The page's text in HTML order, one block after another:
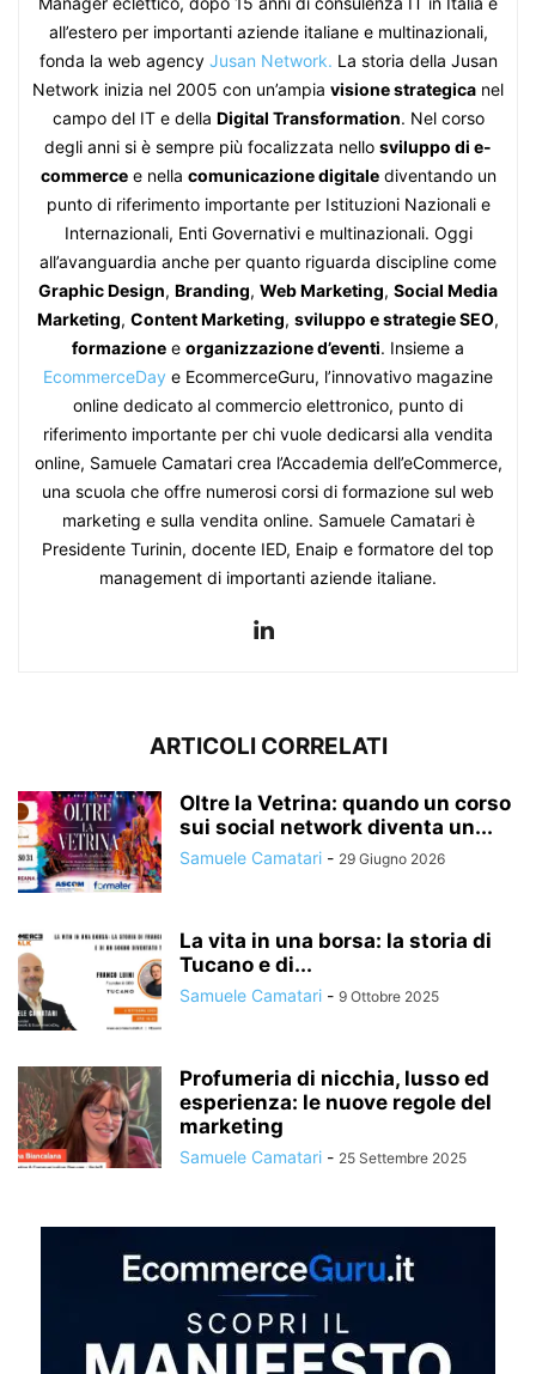
all’estero per importanti aziende italiane e multinazionali,
fonda la web agency Jusan Network. La storia della Jusan
Network inizia nel 2005 con un’ampia visione strategica nel
campo del IT e della Digital Transformation. Nel corso
degli anni si è sempre più focalizzata nello sviluppo di e-
commercee nella comunicazione digitalediventando un
punto di riferimento importante per Istituzioni Nazionali e
Internazionali, Enti Governativi e multinazionali. Oggi
all’avanguardia anche per quanto riguarda discipline come
Graphic Design, Branding, Web Marketing, Social Media
Marketing, Content Marketing, sviluppo e strategie SEO,
formazione e organizzazione d’eventi. Insieme a
EcommerceDay e EcommerceGuru, l’innovativo magazine
online dedicato al commercio elettronico, punto di
riferimento importante per chi vuole dedicarsi alla vendita
online, Samuele Camatari crea l’Accademia dell’eCommerce,
una scuola che offre numerosi corsi di formazione sul web
marketing e sulla vendita online. Samuele Camatari è
Presidente Turinin, docente IED, Enaip e formatore del top
management di importanti aziende italiane.
ARTICOLI CORRELATI
Oltre la Vetrina: quando un corso
sui social network diventa un...
Samuele Camatari - 29 Giugno 2026
La vita in una borsa: la storia di
Tucano e di...
Samuele Camatari - 9 Ottobre 2025
Profumeria di nicchia, lusso ed
esperienza: le nuove regole del
marketing
Samuele Camatari - 25 Settembre 2025